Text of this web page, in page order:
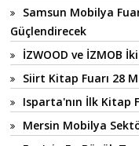
Samsun Mobilya
Güçlendirecek
İZWOOD ve İZMOB
Siirt Kitap Fuarı 28
Isparta'nın İlk Kitap
Mersin Mobilya